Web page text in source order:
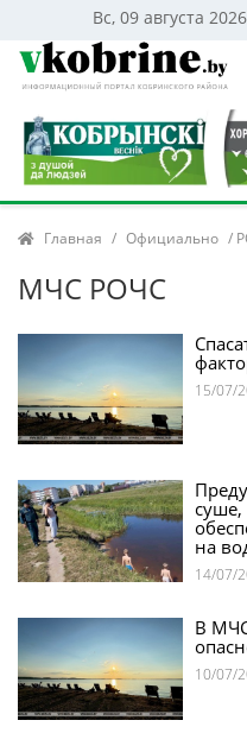
Вс, 09 августа 2026
Главная / Официально /
МЧС РОЧС
15/07/
14/07/
суше,
на
10/07/
В